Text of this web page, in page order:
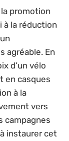
promotion
à la réduction
agréable. En
d’un vélo
en casques
à la
vers
campagnes
instaurer cet